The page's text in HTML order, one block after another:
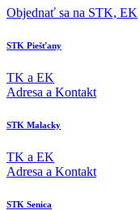
Objednať sa na STK, EK
STK Piešťany
TK a EK
Adresa a Kontakt
STK Malacky
TK a EK
Adresa a Kontakt
STK Senica